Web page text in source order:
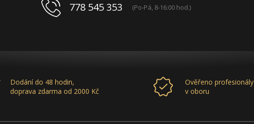
778 545 353 (Po-Pá, 8-16:00 hod.)
Dodání do 48 hodin,
doprava zdarma od 2000 Kč
Ověřeno profesionály
v oboru